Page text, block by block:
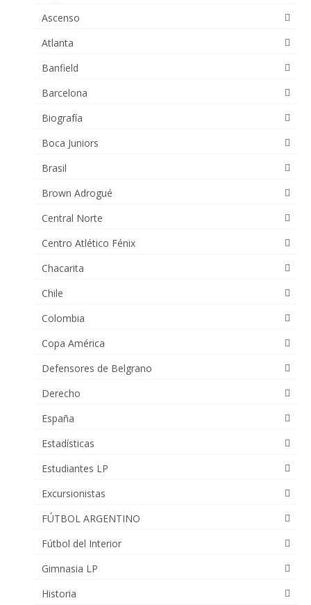
Ascenso
Atlanta
Banfield
Barcelona
Biografía
Boca Juniors
Brasil
Brown Adrogué
Central Norte
Centro Atlético Fénix
Chacarita
Chile
Colombia
Copa América
Defensores de Belgrano
Derecho
España
Estadísticas
Estudiantes LP
Excursionistas
FÚTBOL ARGENTINO
Fútbol del Interior
Gimnasia LP
Historia